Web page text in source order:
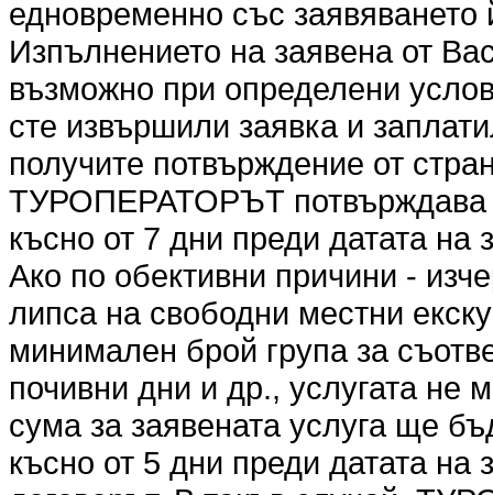
едновременно със заявяването
Изпълнението на заявена от
възможно при определени
сте извършили заявка и
получите потвърждение от
ТУРОПЕРАТОРЪТ потвърждава
късно от 7 дни преди датата на
Ако по обективни причини -
липса на свободни местни
минимален брой група за
почивни дни и др., услугата не
сума за заявената услуга ще
късно от 5 дни преди датата